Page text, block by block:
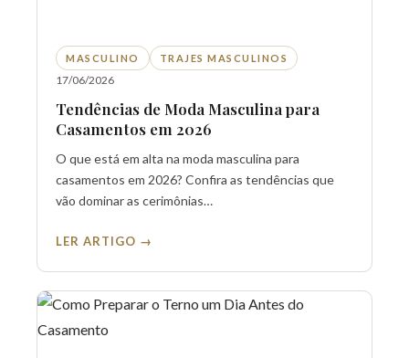
MASCULINO TRAJES MASCULINOS
17/06/2026
Tendências de Moda Masculina para
Casamentos em 2026
O que está em alta na moda masculina para
casamentos em 2026? Confira as tendências que
vão dominar as cerimônias…
LER ARTIGO →